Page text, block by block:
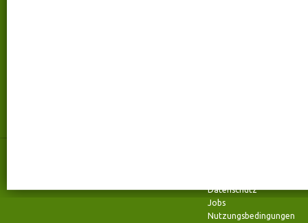
Datenschutz
Jobs
Nutzungsbedingungen